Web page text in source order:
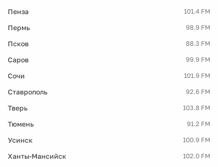
Пенза 101.4 FM
Пермь 98.9 FM
Псков 88.3 FM
Саров 99.9 FM
Сочи 101.9 FM
Ставрополь 92.6 FM
Тверь 103.8 FM
Тюмень 91.2 FM
Усинск 100.9 FM
Ханты-Мансийск 102.0 FM